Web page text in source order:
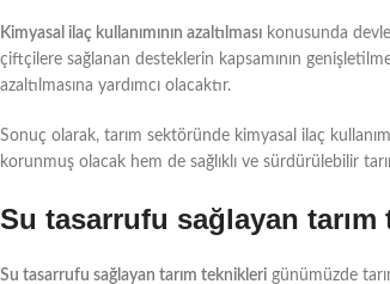
Kimyasal ilaç kullanımının azaltılması konusunda
çiftçilere sağlanan desteklerin kapsamının
azaltılmasına yardımcı olacaktır.
Sonuç olarak, tarım sektöründe kimyasal ilaç
korunmuş olacak hem de sağlıklı ve sürdürülebilir
Su tasarrufu sağlayan tarım
Su tasarrufu sağlayan tarım teknikleri günümüzde